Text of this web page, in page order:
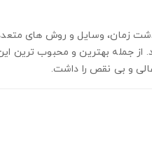
زمان، وسایل و روش های
از جمله بهترین و محبوب
و بی نقص را داشت.